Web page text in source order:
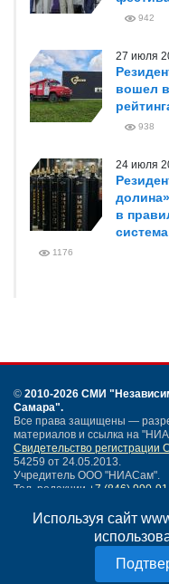
Используя сайт
942
27 июля
вошел
938
24 июля
в
1176
© 2010-2026 СМИ
Самара".
Все права защищены —
материалов и ссылка на
Свидетельство регистрации
54259 от 24.05.2013.
Учредитель ООО "НИАСам".
Тел. редакции +7 (846) 990-
Написать письмо
Политика